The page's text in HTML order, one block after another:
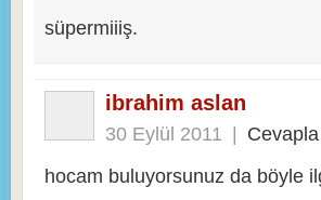
süpermiiiş.
ibrahim aslan
30 Eylül 2011 | Cevapla
hocam buluyorsunuz da böyle